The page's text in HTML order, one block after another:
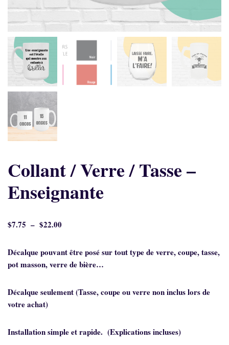
Collant / Verre / Tasse –
Enseignante
$7.75 – $22.00
Décalque pouvant être posé sur tout type de verre, coupe, tasse,
pot masson, verre de bière…
Décalque seulement (Tasse, coupe ou verre non inclus lors de
votre achat)
Installation simple et rapide. (Explications incluses)